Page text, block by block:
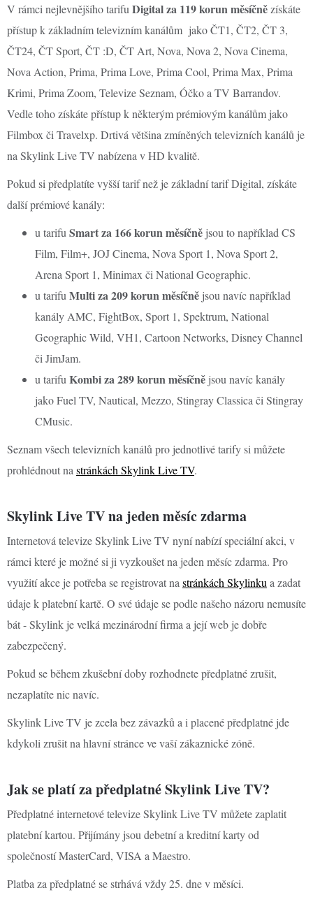
V rámci nejlevnějšího tarifu Digital za 119 korun měsíčnězískáte
přístup k základním televizním kanálům jako ČT1, ČT2, ČT 3,
ČT24, ČT Sport, ČT :D, ČT Art, Nova, Nova 2, Nova Cinema,
Nova Action, Prima, Prima Love, Prima Cool, Prima Max, Prima
Krimi, Prima Zoom, Televize Seznam, Óčko a TV Barrandov.
Vedle toho získáte přístup k některým prémiovým kanálům jako
Filmbox či Travelxp. Drtivá většina zmíněných televizních kanálů je
na Skylink Live TV nabízena v HD kvalitě.
Pokud si předplatíte vyšší tarif než je základní tarif Digital, získáte
další prémiové kanály:
u tarifu Smart za 166 korun měsíčně jsou to například CS
Film, Film+, JOJ Cinema, Nova Sport 1, Nova Sport 2,
Arena Sport 1, Minimax či National Geographic.
u tarifu Multi za 209 korun měsíčně jsou navíc například
kanály AMC, FightBox, Sport 1, Spektrum, National
Geographic Wild, VH1, Cartoon Networks, Disney Channel
či JimJam.
u tarifu Kombi za 289 korun měsíčně jsou navíc kanály
jako Fuel TV, Nautical, Mezzo, Stingray Classica či Stingray
CMusic.
Seznam všech televizních kanálů pro jednotlivé tarify si můžete
prohlédnout na stránkách Skylink Live TV.
Skylink Live TV na jeden měsíc zdarma
Internetová televize Skylink Live TV nyní nabízí speciální akci, v
rámci které je možné si ji vyzkoušet na jeden měsíc zdarma. Pro
využití akce je potřeba se registrovat na stránkách Skylinku a zadat
údaje k platební kartě. O své údaje se podle našeho názoru nemusíte
bát - Skylink je velká mezinárodní firma a její web je dobře
zabezpečený.
Pokud se během zkušební doby rozhodnete předplatné zrušit,
nezaplatíte nic navíc.
Skylink Live TV je zcela bez závazků a i placené předplatné jde
kdykoli zrušit na hlavní stránce ve vaší zákaznické zóně.
Jak se platí za předplatné Skylink Live TV?
Předplatné internetové televize Skylink Live TV můžete zaplatit
platební kartou. Přijímány jsou debetní a kreditní karty od
společností MasterCard, VISA a Maestro.
Platba za předplatné se strhává vždy 25. dne v měsíci.